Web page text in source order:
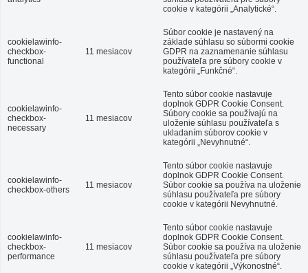
cookie v kategórii „Analytické“.
cookielawinfo-
checkbox-
functional
11 mesiacov
Súbor cookie je nastavený na
základe súhlasu so súbormi cookie
GDPR na zaznamenanie súhlasu
používateľa pre súbory cookie v
kategórii „Funkčné“.
cookielawinfo-
checkbox-
necessary
11 mesiacov
Tento súbor cookie nastavuje
doplnok GDPR Cookie Consent.
Súbory cookie sa používajú na
uloženie súhlasu používateľa s
ukladaním súborov cookie v
kategórii „Nevyhnutné“.
cookielawinfo-
checkbox-others
11 mesiacov
Tento súbor cookie nastavuje
doplnok GDPR Cookie Consent.
Súbor cookie sa používa na uloženie
súhlasu používateľa pre súbory
cookie v kategórii Nevyhnutné.
cookielawinfo-
checkbox-
performance
11 mesiacov
Tento súbor cookie nastavuje
doplnok GDPR Cookie Consent.
Súbor cookie sa používa na uloženie
súhlasu používateľa pre súbory
cookie v kategórii „Výkonostné“.